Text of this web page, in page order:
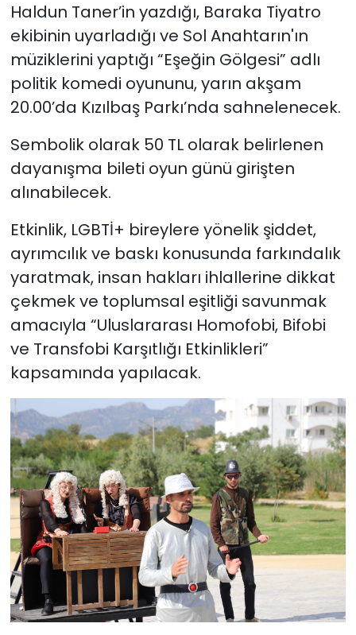
Haldun Taner’in yazdığı, Baraka Tiyatro
ekibinin uyarladığı ve Sol Anahtarın'ın
müziklerini yaptığı “Eşeğin Gölgesi” adlı
politik komedi oyununu, yarın akşam
20.00’da Kızılbaş Parkı’nda sahnelenecek.
Sembolik olarak 50 TL olarak belirlenen
dayanışma bileti oyun günü girişten
alınabilecek.
Etkinlik, LGBTİ+ bireylere yönelik şiddet,
ayrımcılık ve baskı konusunda farkındalık
yaratmak, insan hakları ihlallerine dikkat
çekmek ve toplumsal eşitliği savunmak
amacıyla “Uluslararası Homofobi, Bifobi
ve Transfobi Karşıtlığı Etkinlikleri”
kapsamında yapılacak.
SAĞLIK
Spor
TÜRKiYE
Video Galeri
YAŞAM
Yazarlar